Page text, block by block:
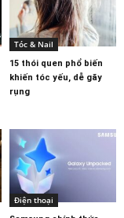
Tóc & Nail
15 thói quen phổ biến
khiến tóc yếu, dễ gãy
rụng
Điện thoại